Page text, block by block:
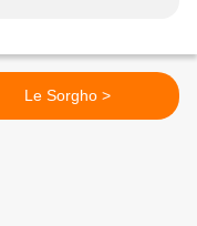
Le Sorgho >